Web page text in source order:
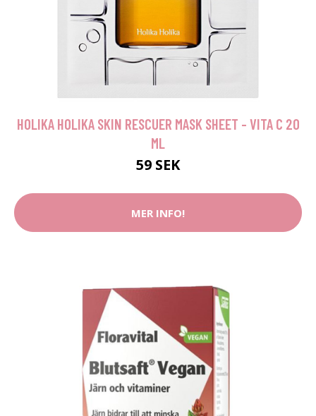
HOLIKA HOLIKA SKIN RESCUER MASK SHEET - VITA C 20
ML
59 SEK
MER INFO!